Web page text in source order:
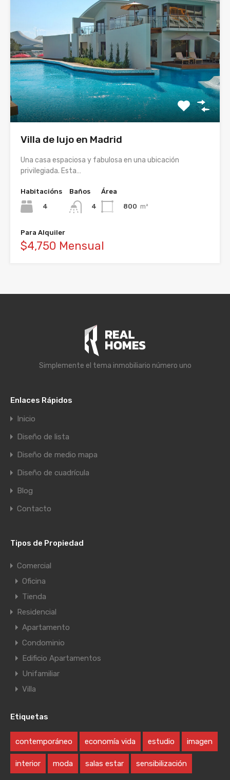
Villa de lujo en Madrid
Una casa espaciosa y fabulosa en una ubicación
privilegiada. Esta…
Habitacións
4
Baños
4
Área
800 m²
Para Alquiler
$4,750 Mensual
Simplemente el tema inmobiliario número uno
Enlaces Rápidos
Inicio
Diseño de lista
Diseño de medio mapa
Diseño de cuadrícula
Blog
Contacto
Tipos de Propiedad
Comercial
Oficina
Tienda
Residencial
Apartamento
Condominio
Edificio Apartamentos
Unifamiliar
Villa
Etiquetas
contemporáneo economía vida estudio imagen
interior moda salas estar sensibilización